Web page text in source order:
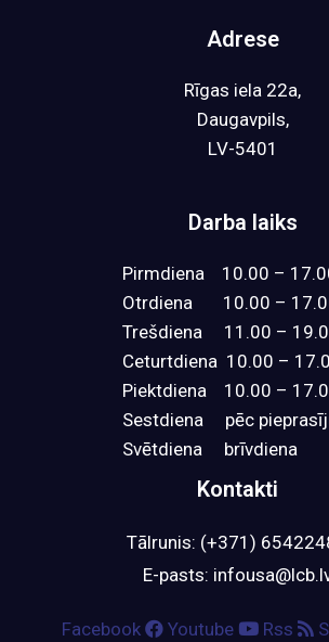
Adrese
Rīgas iela 22a,
Daugavpils,
LV-5401
Darba laiks
Pirmdiena 10.00 –
Otrdiena 10.00 –
Trešdiena 11.00 –
Ceturtdiena 10.00 –
Piektdiena 10.00 –
Sestdiena pēc
Svētdiena brīvdiena
Kontakti​
Tālrunis: (+371)
E-pasts:
Facebook Youtube Rss